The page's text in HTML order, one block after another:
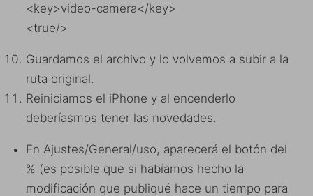
<key>video-camera</key>
<true/>
Guardamos el archivo y lo volvemos a subir a la
ruta original.
Reiniciamos el iPhone y al encenderlo
deberíasmos tener las novedades.
En Ajustes/General/uso, aparecerá el botón del
% (es posible que si habíamos hecho la
modificación que publiqué hace un tiempo para